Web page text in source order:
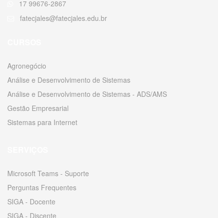
17 99676-2867
fatecjales@fatecjales.edu.br
Agronegócio
Análise e Desenvolvimento de Sistemas
Análise e Desenvolvimento de Sistemas - ADS/AMS
Gestão Empresarial
Sistemas para Internet
Microsoft Teams - Suporte
Perguntas Frequentes
SIGA - Docente
SIGA - Discente